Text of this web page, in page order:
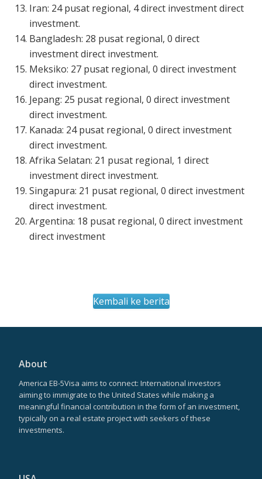
Iran: 24 pusat regional, 4 direct investment direct
investment.
Bangladesh: 28 pusat regional, 0 direct
investment direct investment.
Meksiko: 27 pusat regional, 0 direct investment
direct investment.
Jepang: 25 pusat regional, 0 direct investment
direct investment.
Kanada: 24 pusat regional, 0 direct investment
direct investment.
Afrika Selatan: 21 pusat regional, 1 direct
investment direct investment.
Singapura: 21 pusat regional, 0 direct investment
direct investment.
Argentina: 18 pusat regional, 0 direct investment
direct investment
Kembali ke berita
About
America EB-5Visa aims to connect: International investors
aiming to immigrate to the United States while making a
meaningful financial contribution in the form of an investment,
typically on a real estate project with seekers of these
investments.